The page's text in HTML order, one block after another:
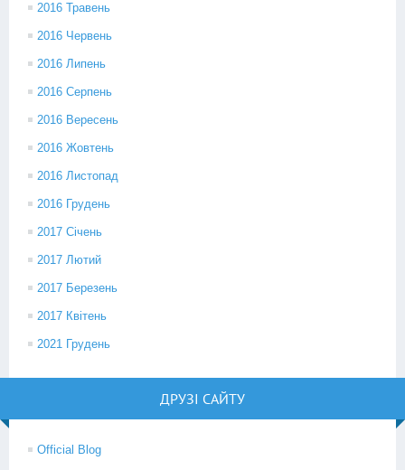
2016 Травень
2016 Червень
2016 Липень
2016 Серпень
2016 Вересень
2016 Жовтень
2016 Листопад
2016 Грудень
2017 Січень
2017 Лютий
2017 Березень
2017 Квітень
2021 Грудень
ДРУЗІ САЙТУ
Official Blog